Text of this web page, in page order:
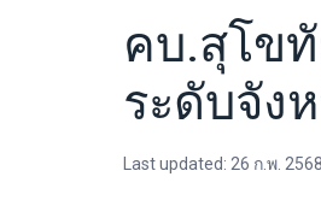
คบ.สุโข
ระดับจัง
Last updated: 26 ก.พ. 2568